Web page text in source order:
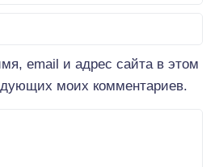
email и адрес сайта в этом
моих комментариев.